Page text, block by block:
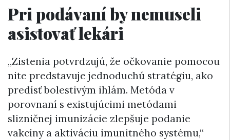
Pri podávaní by nemuseli
asistovať lekári
„Zistenia potvrdzujú, že očkovanie pomocou
nite predstavuje jednoduchú stratégiu, ako
predísť bolestivým ihlám. Metóda v
porovnaní s existujúcimi metódami
slizničnej imunizácie zlepšuje podanie
vakcíny a aktiváciu imunitného systému,“